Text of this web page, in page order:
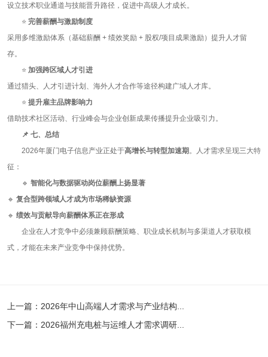
设立技术职业通道与技能晋升路径，促进中高级人才成长。
⭐ 完善薪酬与激励制度
采用多维激励体系（基础薪酬 + 绩效奖励+ 股权/项目成果激励）提升人才留
存。
⭐ 加强跨区域人才引进
通过猎头、人才引进计划、海外人才合作等途径构建广域人才库。
⭐ 提升雇主品牌影响力
借助技术社区活动、行业峰会与企业创新成果传播提升企业吸引力。
📌 七、总结
2026年厦门电子信息产业正处于高增长与转型加速期。人才需求呈现三大特
征：
🔹 智能化与数据驱动岗位薪酬上扬显著
🔹 复合型跨领域人才成为市场稀缺资源
🔹 绩效与贡献导向薪酬体系正在形成
企业在人才竞争中必须兼顾薪酬策略、职业成长机制与多渠道人才获取模
式，才能在未来产业竞争中保持优势。
上一篇： 2026年中山高端人才需求与产业结构...
下一篇： 2026福州充电桩与运维人才需求调研...